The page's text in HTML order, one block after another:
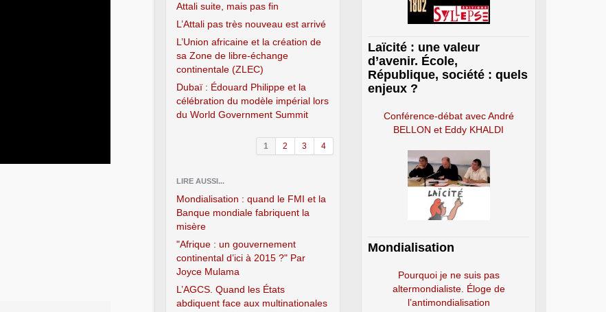
Attali suite, mais pas fin
L’Attali pas très nouveau est arrivé
L’Union africaine et la création de
sa Zone de libre-échange
continentale (ZLEC)
Dubaï : Édouard Philippe et la
célébration du modèle impérial lors
du World Government Summit
1 2 3 4
LIRE AUSSI...
Mondialisation : quand le FMI et la
Banque mondiale fabriquent la
misère
"Afrique : un gouvernement
continental d’ici à 2015 ?" Par
Joyce Mulama
L’AGCS. Quand les États
abdiquent face aux multinationales
Laïcité : une valeur
d’avenir. École,
République, société : quels
enjeux ?
Conférence-débat avec André
BELLON et Eddy KHALDI
Mondialisation
Pourquoi je ne suis pas
altermondialiste. Éloge de
l’antimondialisation